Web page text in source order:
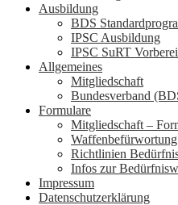
Ausbildung
BDS
IPSC Ausbildung
IPSC SuRT
Allgemeines
Mitgliedschaft
Bundesverband
Formulare
Mitgliedschaft –
Waffenbefürwortung
Richtlinien
Infos zur
Impressum
Datenschutzerklärung